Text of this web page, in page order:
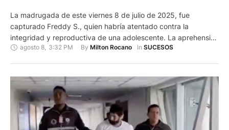
La madrugada de este viernes 8 de julio de 2025, fue
capturado Freddy S., quien habría atentado contra la
integridad y reproductiva de una adolescente. La aprehensión
se efectuó en una vivienda ubicada en la parroquia Sayausí,
agosto 8 3:32 PM By Milton Rocano In SUCESOS